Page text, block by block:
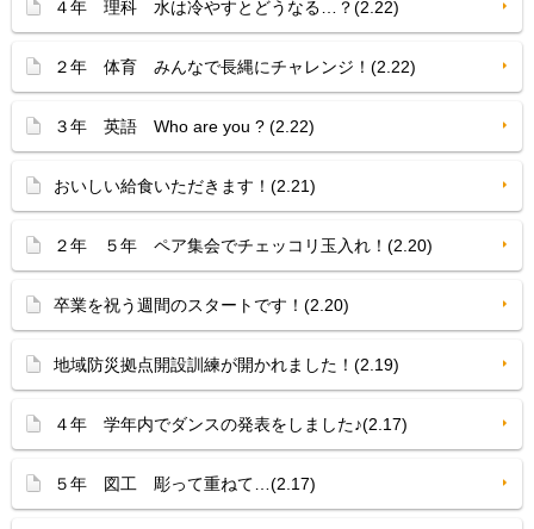
４年 理科 水は冷やすとどうなる…？(2.22)
２年 体育 みんなで長縄にチャレンジ！(2.22)
３年 英語 Who are you ? (2.22)
おいしい給食いただきます！(2.21)
２年 ５年 ペア集会でチェッコリ玉入れ！(2.20)
卒業を祝う週間のスタートです！(2.20)
地域防災拠点開設訓練が開かれました！(2.19)
４年 学年内でダンスの発表をしました♪(2.17)
５年 図工 彫って重ねて…(2.17)